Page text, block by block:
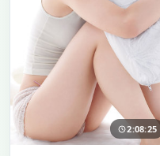
2:08:25